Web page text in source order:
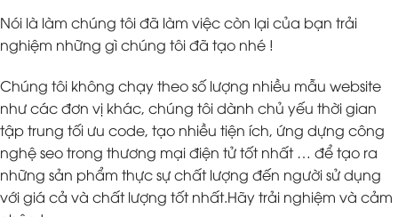
Nói là làm chúng tôi đã làm việc còn lại của bạn trải
nghiệm những gì chúng tôi đã tạo nhé !
Chúng tôi không chạy theo số lượng nhiều mẫu website
như các đơn vị khác, chúng tôi dành chủ yếu thời gian
tập trung tối ưu code, tạo nhiều tiện ích, ứng dựng công
nghệ seo trong thương mại điện tử tốt nhất … để tạo ra
những sản phẩm thực sự chất lượng đến người sử dụng
với giá cả và chất lượng tốt nhất.Hãy trải nghiệm và cảm